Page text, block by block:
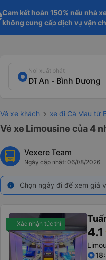
Cam kết hoàn 150% nếu nhà xe
không cung cấp dịch vụ vận
Nơi xuất phát
Vé xe khách xe đi Cà Mau từ
Vé xe Limousine của 4
Vexere Team
Ngày cập nhật: 06/08/2026
info Chọn ngày đi để xem giá
Xác nhận tức thì
4.1